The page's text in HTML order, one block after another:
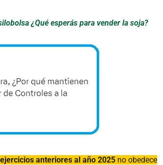
¿Qué esperás para vender la soja?
anteriores al año 2025 no obedece